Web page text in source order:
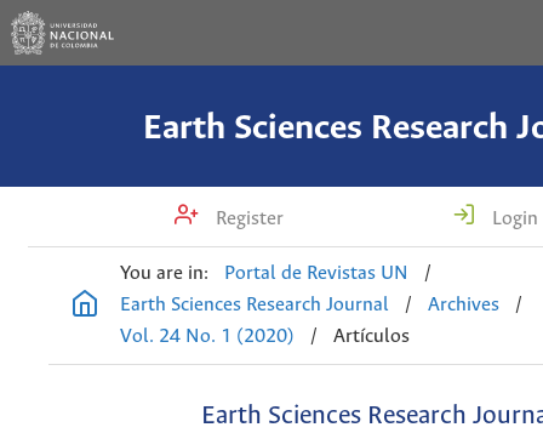
Earth Sciences Research
Register Login
You are in: Portal de Revistas UN
/
Earth Sciences Research Journal
/ Archives
/
Vol. 24 No. 1 (2020)
/ Artículos
Earth Sciences Research